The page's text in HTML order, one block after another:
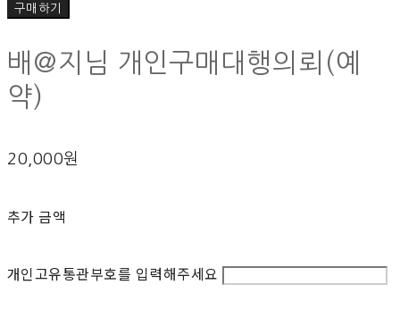
구매하기
배@지님 개인구매대행의뢰(예
약)
20,000원
추가 금액
개인고유통관부호를 입력해주세요